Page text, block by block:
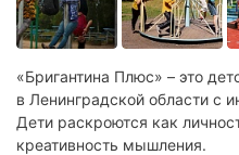
«Бригантина Плюс» – это
в Ленинградской области с
Дети раскроются как
креативность мышления.